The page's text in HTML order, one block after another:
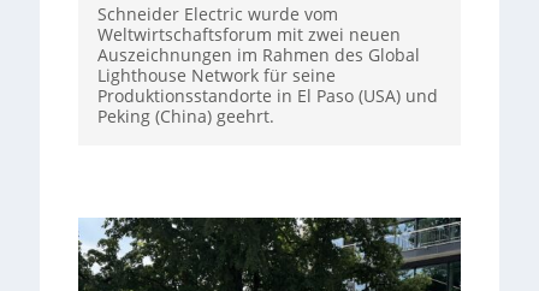
Schneider Electric wurde vom
Weltwirtschaftsforum mit zwei neuen
Auszeichnungen im Rahmen des Global
Lighthouse Network für seine
Produktionsstandorte in El Paso (USA) und
Peking (China) geehrt.